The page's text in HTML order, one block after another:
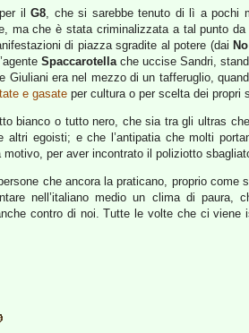
il G8, che si sarebbe tenuto di lì a pochi
ma che è stata criminalizzata a tal punto
di piazza sgradite al potere (dai
Spaccarotellache uccise Sandri,
era nel mezzo di un tafferuglio,
e gasate per cultura o per scelta dei propri
bianco o tutto nero, che sia tra gli ultras
egoisti; e che l’antipatia che molti
per aver incontrato il poliziotto
che ancora la praticano, proprio come
nell’italiano medio un clima di paura,
contro di noi. Tutte le volte che ci